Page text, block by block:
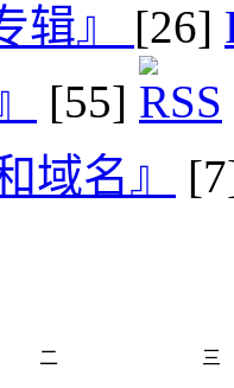
辑』 [26]
[55]
域名』
二 三